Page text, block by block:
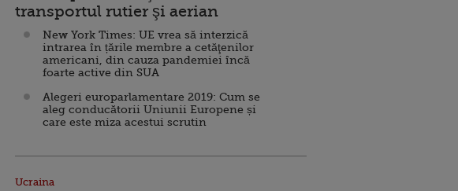
transportul rutier şi aerian
New York Times: UE vrea să interzică
intrarea în țările membre a cetăţenilor
americani, din cauza pandemiei încă
foarte active din SUA
Alegeri europarlamentare 2019: Cum se
aleg conducătorii Uniunii Europene și
care este miza acestui scrutin
Ucraina